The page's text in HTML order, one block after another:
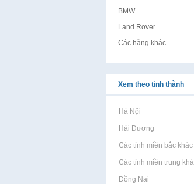
BMW
Land Rover
Các hãng khác
Xem theo tỉnh thành
Rao vặt tại Hà Nội Rao
Rao vặt tại Hải Dương Rao
Rao vặt tại Các tỉnh miền bắc khác
Rao
Rao vặt tại Các tỉnh miền trungRao
Rao vặt tại Đồng Nai Rao